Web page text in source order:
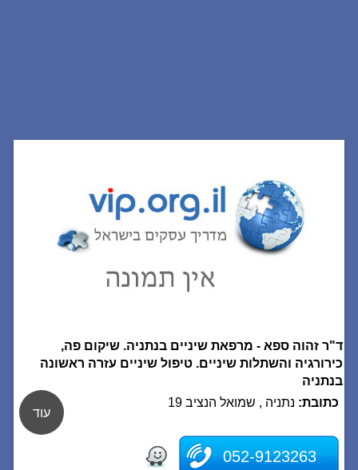
ד"ר זהוה ספא - מרפאת שיניים בנתניה. שיקום פה,
כירורגיה והשתלות שיניים. טיפול שיניים עזרה ראשונה
בנתניה
כתובת: נתניה , שמואל הנציב 19
052-9123263
עוד